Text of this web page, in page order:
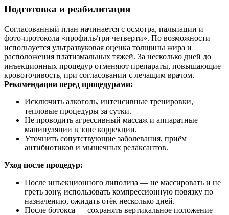
Подготовка и реабилитация
Согласованный план начинается с осмотра, пальпации и
фото‑протокола «профиль/три четверти». По возможности
используется ультразвуковая оценка толщины жира и
расположения платизмальных тяжей. За несколько дней до
инъекционных процедур отменяют препараты, повышающие
кровоточивость, при согласовании с лечащим врачом.
Рекомендации перед процедурами:
Исключить алкоголь, интенсивные тренировки,
тепловые процедуры за сутки.
Не проводить агрессивный массаж и аппаратные
манипуляции в зоне коррекции.
Уточнить сопутствующие заболевания, приём
антибиотиков и мышечных релаксантов.
Уход после процедур:
После инъекционного липолиза — не массировать и не
греть зону, использовать компрессионную повязку по
назначению, ожидать отёк несколько дней.
После ботокса — сохранять вертикальное положение